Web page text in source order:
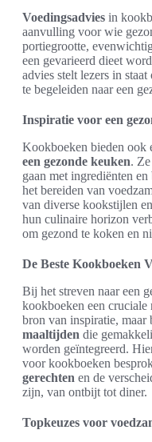
Voedingsadvies in
aanvulling voor wie
portiegrootte,
een gevarieerd dieet
advies stelt lezers in
te begeleiden naar een
Inspiratie voor een
Kookboeken bieden ook
een gezonde keuken.
gaan met ingrediënten
het bereiden van
van diverse kookstijlen
hun culinaire horizon
om gezond te koken en
De Beste Kookboeken
Bij het streven naar een
kookboeken een
bron van inspiratie, maar
maaltijden die
worden geïntegreerd.
voor kookboeken
gerechten en de
zijn, van ontbijt tot diner.
Topkeuzes voor